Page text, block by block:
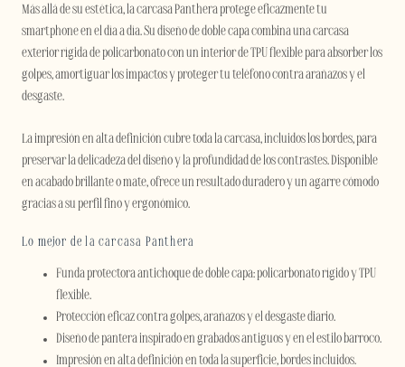
Más allá de su estética, la carcasa Panthera protege eficazmente tu
smartphone en el día a día. Su diseño de doble capa combina una carcasa
exterior rígida de policarbonato con un interior de TPU flexible para absorber los
golpes, amortiguar los impactos y proteger tu teléfono contra arañazos y el
desgaste.
La impresión en alta definición cubre toda la carcasa, incluidos los bordes, para
preservar la delicadeza del diseño y la profundidad de los contrastes. Disponible
en acabado brillante o mate, ofrece un resultado duradero y un agarre cómodo
gracias a su perfil fino y ergonómico.
Lo mejor de la carcasa Panthera
Funda protectora antichoque de doble capa: policarbonato rígido y TPU
flexible.
Protección eficaz contra golpes, arañazos y el desgaste diario.
Diseño de pantera inspirado en grabados antiguos y en el estilo barroco.
Impresión en alta definición en toda la superficie, bordes incluidos.